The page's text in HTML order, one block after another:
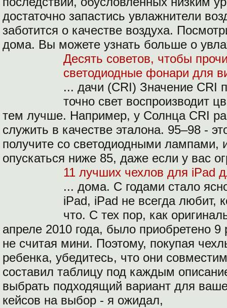
достаточно запастись увлажнители
заботится о качестве воздуха.
дома. Вы можете узнать больше о
Десять советов, чтобы
светодиодные фонари для
... дачи (CRI) Значение CRI
точно свет воспроизводит
тем лучше. Например, у Солнца CRI
служить в качестве эталона. 95–98 -
получите со светодиодными лампами,
опускаться ниже 85, даже если у вас
11 лучших чехлов для iPad
... дома. С годами стало
iPad, iPad не всегда любит,
что. С тех пор, как
апреле 2010 года, было приобретено
не считая мини. Поэтому, покупая
ребенка, убедитесь, что они
составил таблицу под каждым
выбрать подходящий вариант для
кейсов на выбор - я ожидал,